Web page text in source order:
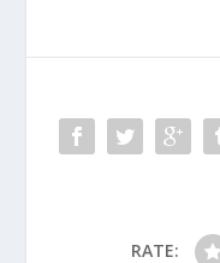
RATE: